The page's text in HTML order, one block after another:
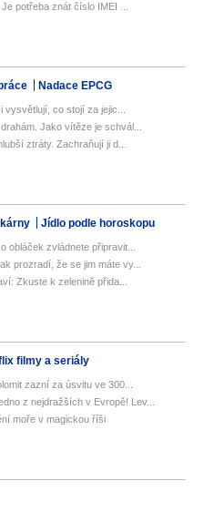
potřeba znát číslo IMEI ...
Nadace EPCG
vysvětlují, co stojí za jejic...
Jako vítěze je schvál...
ztráty. Zachraňují ji d...
Jídlo podle horoskopu
obláček zvládnete připravit...
prozradí, že se jim máte vy...
Zkuste k zelenině přida...
filmy a seriály
zazní za úsvitu ve 300...
z nejdražších v Evropě! Lev...
moře v magickou říši